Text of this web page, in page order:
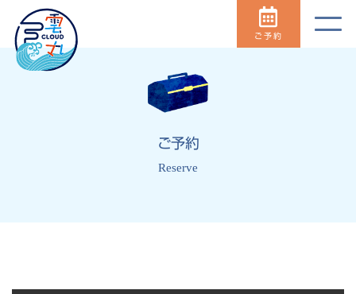
ご予約
ご予約
Reserve